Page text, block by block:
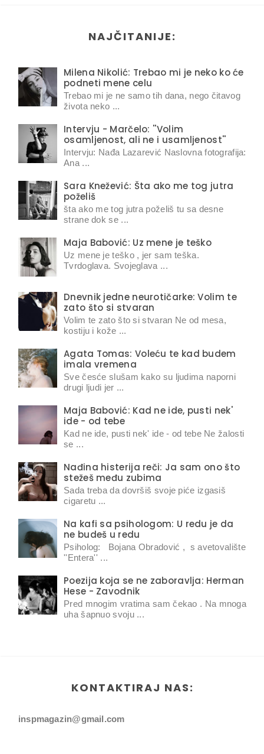
NAJČITANIJE:
Milena Nikolić: Trebao mi je neko ko će
podneti mene celu
Trebao mi je ne samo tih dana, nego čitavog
života neko ...
Intervju - Marčelo: ''Volim
osamljenost, ali ne i usamljenost''
Intervju: Nađa Lazarević Naslovna fotografija:
Ana ...
Sara Knežević: Šta ako me tog jutra
poželiš
šta ako me tog jutra poželiš tu sa desne
strane dok se ...
Maja Babović: Uz mene je teško
Uz mene je teško , jer sam teška.
Tvrdoglava. Svojeglava ...
Dnevnik jedne neurotičarke: Volim te
zato što si stvaran
Volim te zato što si stvaran Ne od mesa,
kostiju i kože ...
Agata Tomas: Voleću te kad budem
imala vremena
Sve česće slušam kako su ljudima naporni
drugi ljudi jer ...
Maja Babović: Kad ne ide, pusti nek'
ide - od tebe
Kad ne ide, pusti nek' ide - od tebe Ne žalosti
se ...
Nađina histerija reči: Ja sam ono što
stežeš među zubima
Sada treba da dovršiš svoje piće izgasiš
cigaretu ...
Na kafi sa psihologom: U redu je da
ne budeš u redu
Psiholog: Bojana Obradović , s avetovalište
''Entera'' ...
Poezija koja se ne zaboravlja: Herman
Hese - Zavodnik
Pred mnogim vratima sam čekao . Na mnoga
uha šapnuo svoju ...
KONTAKTIRAJ NAS:
inspmagazin@gmail.com